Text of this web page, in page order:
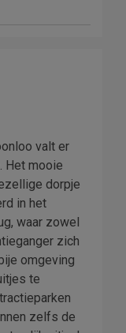
valt er
Het mooie
dorpje
in het
waar zowel
zich
omgeving
te
zelfs de